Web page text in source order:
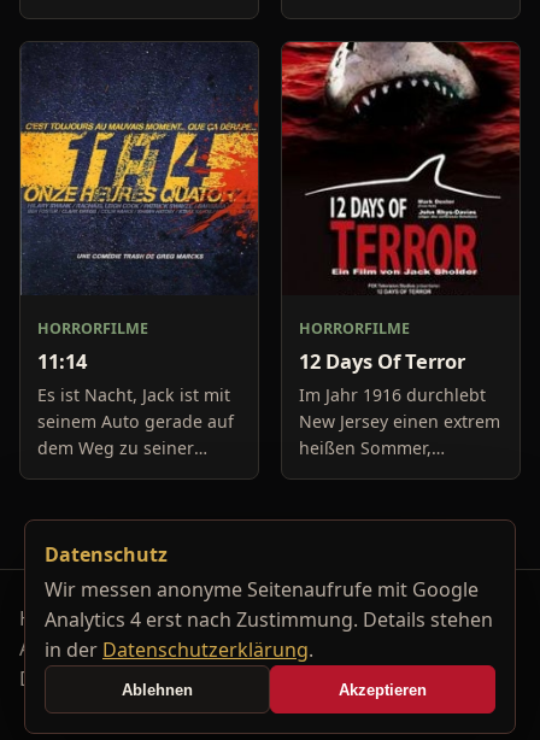
langsam das Geld für
Rechnungen und Miete
ausgeht. Seine letzte
Hoffnung sieht er in
dem Hi
auf belanglose
Boulevard-Meldungen
und befassen sich
neuerdings mit Se
HORRORFILME
11:14
Es ist Nacht, Jack ist mit
seinem Auto gerade auf
dem Weg zu seiner
Freundin, um diese
Auto springt auf 11:14h,
genau in dem Moment
fäll
HORRORFILME
12 Days Of Terror
Im Jahr 1916 durchlebt
New Jersey einen extrem
heißen Sommer,
während in Europa der
Bewohner eines kleinen
unter der
Horrorfilm-Reviews, Serienkiller-Profile und Genre-
Archiv.
Datenschutzerklärung
Kontakt
Cookie-Einstellungen
Datenschutz
Wir messen anonyme Seitenaufrufe mit Google
Analytics 4 erst nach Zustimmung. Details stehen
in der Datenschutzerklärung.
Ablehnen Akzeptieren